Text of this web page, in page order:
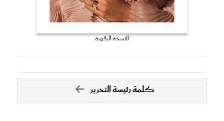
النسخة الرقمية
كلمة رئيسة التحرير